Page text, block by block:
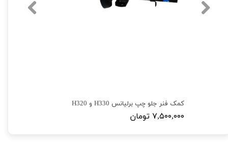
کمک فنر جلو چپ برلیانس H330 و H320
۷,۵۰۰,۰۰۰ تومان